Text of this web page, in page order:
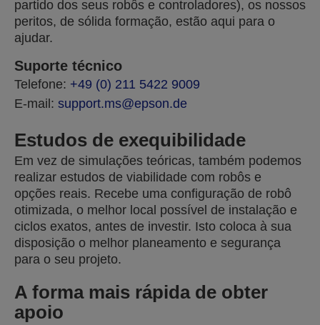
partido dos seus robôs e controladores), os nossos
peritos, de sólida formação, estão aqui para o
ajudar.
Suporte técnico
Telefone: +49 (0) 211 5422 9009
E-mail: support.ms@epson.de
Estudos de exequibilidade
Em vez de simulações teóricas, também podemos
realizar estudos de viabilidade com robôs e
opções reais. Recebe uma configuração de robô
otimizada, o melhor local possível de instalação e
ciclos exatos, antes de investir. Isto coloca à sua
disposição o melhor planeamento e segurança
para o seu projeto.
A forma mais rápida de obter
apoio